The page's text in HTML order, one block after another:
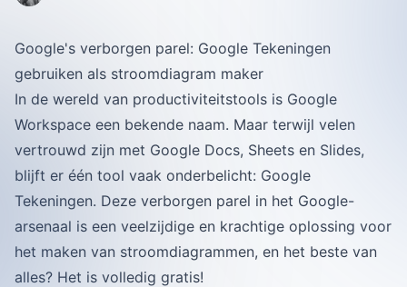
Google's verborgen parel: Google Tekeningen
gebruiken als stroomdiagram maker
In de wereld van productiviteitstools is Google
Workspace een bekende naam. Maar terwijl velen
vertrouwd zijn met Google Docs, Sheets en Slides,
blijft er één tool vaak onderbelicht: Google
Tekeningen. Deze verborgen parel in het Google-
arsenaal is een veelzijdige en krachtige oplossing voor
het maken van stroomdiagrammen, en het beste van
alles? Het is volledig gratis!